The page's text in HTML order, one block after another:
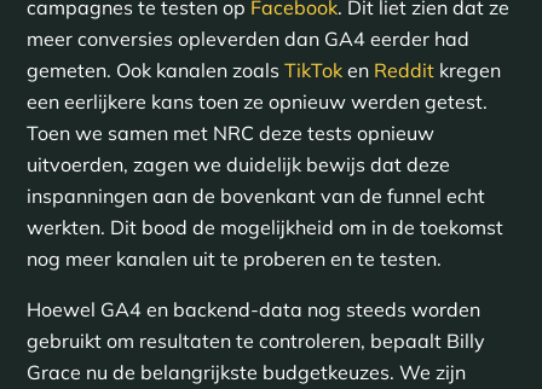
campagnes te testen op Facebook. Dit liet zien dat ze
meer conversies opleverden dan GA4 eerder had
gemeten. Ook kanalen zoals TikToken Redditkregen
een eerlijkere kans toen ze opnieuw werden getest.
Toen we samen met NRC deze tests opnieuw
uitvoerden, zagen we duidelijk bewijs dat deze
inspanningen aan de bovenkant van de funnel echt
werkten. Dit bood de mogelijkheid om in de toekomst
nog meer kanalen uit te proberen en te testen.
Hoewel GA4 en backend-data nog steeds worden
gebruikt om resultaten te controleren, bepaalt Billy
Grace nu de belangrijkste budgetkeuzes. We zijn